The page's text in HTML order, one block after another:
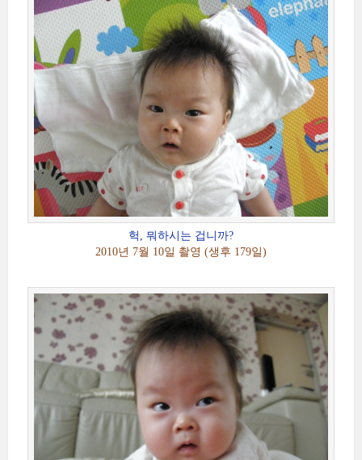
헉, 뭐하시는 겁니까?
2010년 7월 10일 촬영 (생후 179일)